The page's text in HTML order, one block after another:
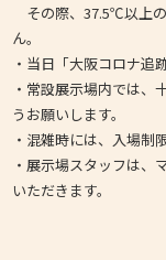
その際、37.5℃以上
ん。
・当日「大阪コロナ追
・常設展示場内では、
うお願いします。
・混雑時には、入場制
・展示場スタッフは、
いただきます。